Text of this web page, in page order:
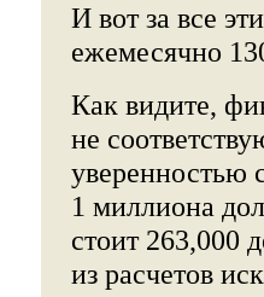
И вот за все
ежемесячно
Как видите,
не
уверенностью
1 миллиона
стоит 263,000
из расчетов